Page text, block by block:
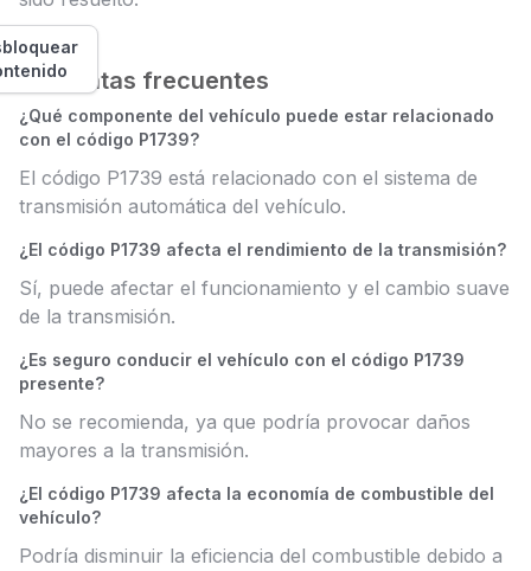
Preguntas frecuentes
¿Qué componente del vehículo puede estar relacionado
con el código P1739?
El código P1739 está relacionado con el sistema de
transmisión automática del vehículo.
¿El código P1739 afecta el rendimiento de la transmisión?
Sí, puede afectar el funcionamiento y el cambio suave
de la transmisión.
¿Es seguro conducir el vehículo con el código P1739
presente?
No se recomienda, ya que podría provocar daños
mayores a la transmisión.
¿El código P1739 afecta la economía de combustible del
vehículo?
Podría disminuir la eficiencia del combustible debido a